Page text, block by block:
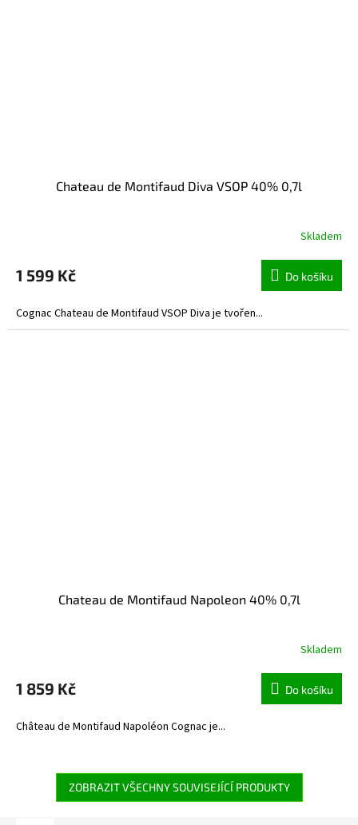
Chateau de Montifaud Diva VSOP 40% 0,7l
Skladem
1 599 Kč Do košíku
Cognac Chateau de Montifaud VSOP Diva je tvořen...
Chateau de Montifaud Napoleon 40% 0,7l
Skladem
1 859 Kč Do košíku
Château de Montifaud Napoléon Cognac je...
ZOBRAZIT VŠECHNY SOUVISEJÍCÍ PRODUKTY